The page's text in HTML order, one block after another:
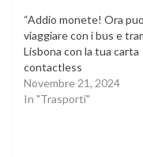
“Addio monete! Ora
viaggiare con i bus e
Lisbona con la tua carta
contactless
Novembre 21, 2024
In "Trasporti"